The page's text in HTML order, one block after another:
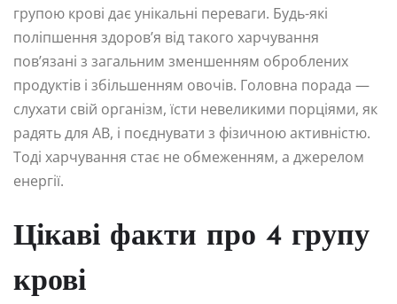
групою крові дає унікальні переваги. Будь-які
поліпшення здоров’я від такого харчування
пов’язані з загальним зменшенням оброблених
продуктів і збільшенням овочів. Головна порада —
слухати свій організм, їсти невеликими порціями, як
радять для AB, і поєднувати з фізичною активністю.
Тоді харчування стає не обмеженням, а джерелом
енергії.
Цікаві факти про 4 групу
крові